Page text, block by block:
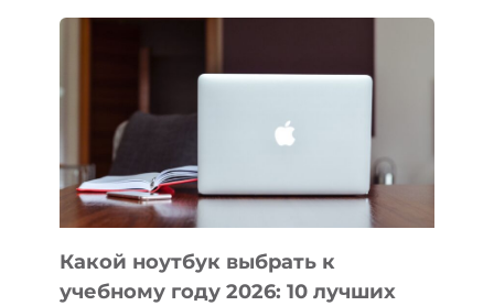
ПОМОГАЮТ
СОЗДАВАТЬ
БЕЗ
СЛОЖНОГО
КОДА
Какой ноутбук выбрать к
учебному году 2026: 10 лучших